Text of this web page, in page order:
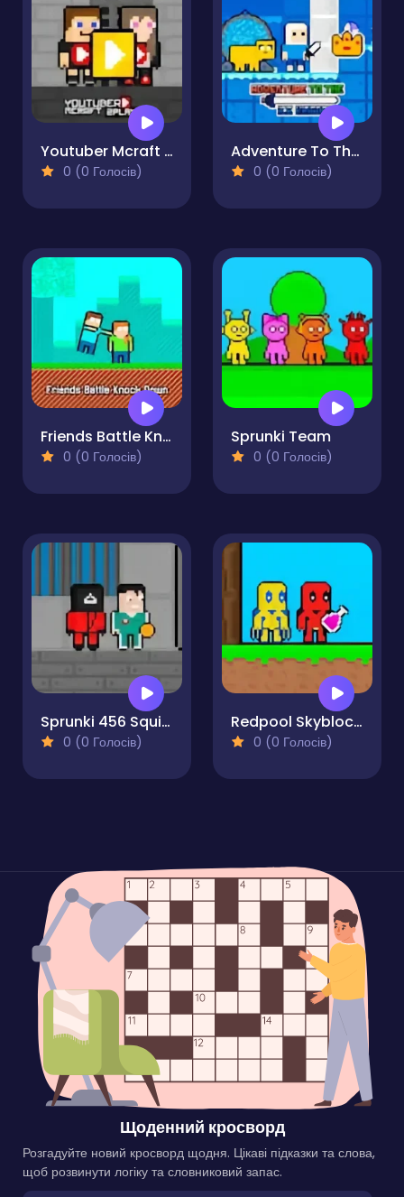
Youtuber Mcraft 2Player
0 (0 Голосів)
Adventure To The Ice Kingdom
0 (0 Голосів)
Friends Battle Knock Down
0 (0 Голосів)
Sprunki Team
0 (0 Голосів)
Sprunki 456 Squid Cookie
0 (0 Голосів)
Redpool Skyblock 2 Player
0 (0 Голосів)
Щоденний кросворд
Розгадуйте новий кросворд щодня. Цікаві підказки та слова,
щоб розвинути логіку та словниковий запас.